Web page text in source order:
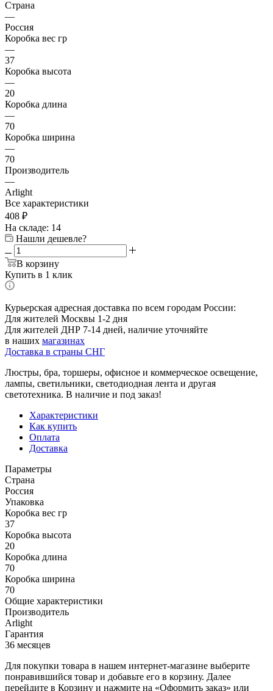
Страна
—
Россия
Коробка вес гр
—
37
Коробка высота
—
20
Коробка длина
—
70
Коробка ширина
—
70
Производитель
—
Arlight
Все характеристики
408 ₽
На складе: 14
Нашли дешевле?
В корзину
Купить в 1 клик
Курьерская адресная доставка по всем городам России:
Для жителей Москвы 1-2 дня
Для жителей ДНР 7-14 дней, наличие уточняйте
в наших магазинах
Доставка в страны СНГ
Люстры, бра, торшеры, офисное и коммерческое освещение,
лампы, светильники, светодиодная лента и другая
светотехника. В наличие и под заказ!
Характеристики
Как купить
Оплата
Доставка
Параметры
Страна
Россия
Упаковка
Коробка вес гр
37
Коробка высота
20
Коробка длина
70
Коробка ширина
70
Общие характеристики
Производитель
Arlight
Гарантия
36 месяцев
Для покупки товара в нашем интернет-магазине выберите
понравившийся товар и добавьте его в корзину. Далее
перейдите в Корзину и нажмите на «Оформить заказ» или